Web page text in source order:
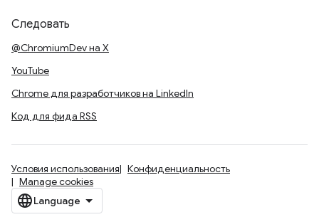
Следовать
@ChromiumDev на X
YouTube
Chrome для разработчиков на LinkedIn
Код для фида RSS
Условия использования
Конфиденциальность
Manage cookies